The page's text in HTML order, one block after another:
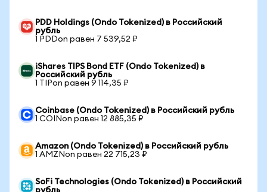
PDD Holdings (Ondo Tokenized) в Российский
рубль
1 PDDon равен 7 539,52 ₽
iShares TIPS Bond ETF (Ondo Tokenized) в
Российский рубль
1 TIPon равен 9 114,35 ₽
Coinbase (Ondo Tokenized) в Российский рубль
1 COINon равен 12 885,35 ₽
Amazon (Ondo Tokenized) в Российский рубль
1 AMZNon равен 22 715,23 ₽
SoFi Technologies (Ondo Tokenized) в Российский
рубль